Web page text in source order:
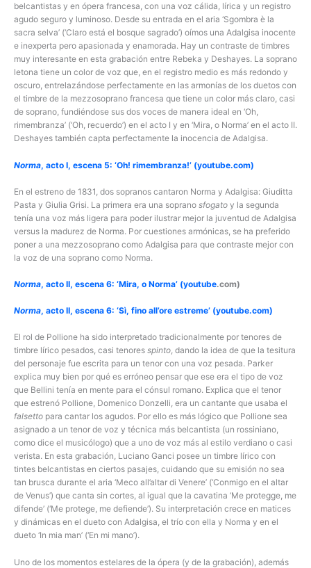
belcantistas y en ópera francesa, con una voz cálida, lírica y un registro
agudo seguro y luminoso. Desde su entrada en el aria ‘Sgombra è la
sacra selva’ (‘Claro está el bosque sagrado’) oímos una Adalgisa inocente
e inexperta pero apasionada y enamorada. Hay un contraste de timbres
muy interesante en esta grabación entre Rebeka y Deshayes. La soprano
letona tiene un color de voz que, en el registro medio es más redondo y
oscuro, entrelazándose perfectamente en las armonías de los duetos con
el timbre de la mezzosoprano francesa que tiene un color más claro, casi
de soprano, fundiéndose sus dos voces de manera ideal en ‘Oh,
rimembranza’ (‘Oh, recuerdo’) en el acto I y en ‘Mira, o Norma’ en el acto II.
Deshayes también capta perfectamente la inocencia de Adalgisa.
Norma, acto I, escena 5: ‘Oh! rimembranza!’ (youtube.com)
En el estreno de 1831, dos sopranos cantaron Norma y Adalgisa: Giuditta
Pasta y Giulia Grisi. La primera era una soprano sfogato y la segunda
tenía una voz más ligera para poder ilustrar mejor la juventud de Adalgisa
versus la madurez de Norma. Por cuestiones armónicas, se ha preferido
poner a una mezzosoprano como Adalgisa para que contraste mejor con
la voz de una soprano como Norma.
Norma, acto II, escena 6: ‘Mira, o Norma’ (youtube.com)
Norma, acto II, escena 6: ‘Sì, fino all’ore estreme’ (youtube.com)
El rol de Pollione ha sido interpretado tradicionalmente por tenores de
timbre lírico pesados, casi tenores spinto, dando la idea de que la tesitura
del personaje fue escrita para un tenor con una voz pesada. Parker
explica muy bien por qué es erróneo pensar que ese era el tipo de voz
que Bellini tenía en mente para el cónsul romano. Explica que el tenor
que estrenó Pollione, Domenico Donzelli, era un cantante que usaba el
falsetto para cantar los agudos. Por ello es más lógico que Pollione sea
asignado a un tenor de voz y técnica más belcantista (un rossiniano,
como dice el musicólogo) que a uno de voz más al estilo verdiano o casi
verista. En esta grabación, Luciano Ganci posee un timbre lírico con
tintes belcantistas en ciertos pasajes, cuidando que su emisión no sea
tan brusca durante el aria ‘Meco all’altar di Venere’ (‘Conmigo en el altar
de Venus’) que canta sin cortes, al igual que la cavatina ‘Me protegge, me
difende’ (‘Me protege, me defiende’). Su interpretación crece en matices
y dinámicas en el dueto con Adalgisa, el trío con ella y Norma y en el
dueto ‘In mia man’ (‘En mi mano’).
Uno de los momentos estelares de la ópera (y de la grabación), además